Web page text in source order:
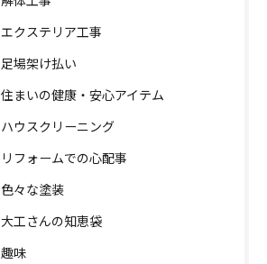
エクステリア工事
足場架け払い
住まいの健康・安心アイテム
ハウスクリーニング
リフォームでの心配事
色々な塗装
大工さんの知恵袋
趣味